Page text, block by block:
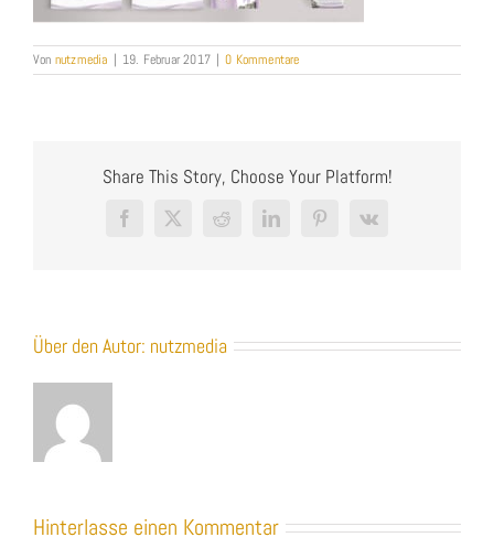
Von nutzmedia | 19. Februar 2017 | 0 Kommentare
Share This Story, Choose Your Platform!
Facebook
X RedditLinkedInPinterest
Vk
Über den Autor: nutzmedia
Hinterlasse einen Kommentar